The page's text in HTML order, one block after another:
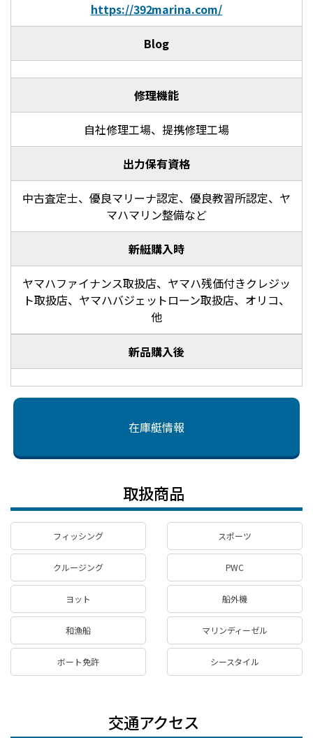
https://392marina.com/
Blog
修理機能
自社修理工場、提携修理工場
出力保有資格
中古査定士、優良マリーナ認定、優良教習所認定、ヤ
マハマリン整備など
新艇購入時
ヤマハファイナンス取扱店、ヤマハ残価付きクレジッ
ト取扱店、ヤマハバジェットローン取扱店、オリコ、
他
新品購入後
在庫艇情報
取扱商品
フィッシング スポーツ
クルージング PWC
ヨット 船外機
和漁船 マリンディーゼル
ボート免許 シースタイル
交通アクセス